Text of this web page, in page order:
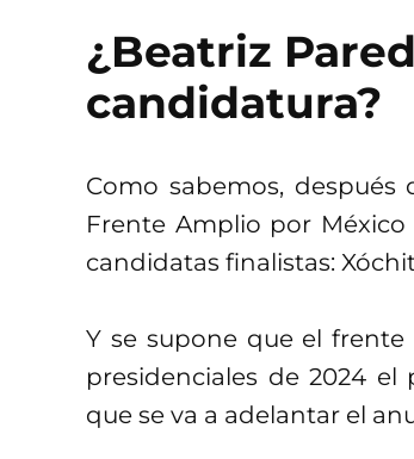
¿Beatriz
candidatura?
Como sabemos,
Frente Amplio por México
candidatas finalistas:
Y se supone que el
presidenciales de 2024
que se va a adelantar el